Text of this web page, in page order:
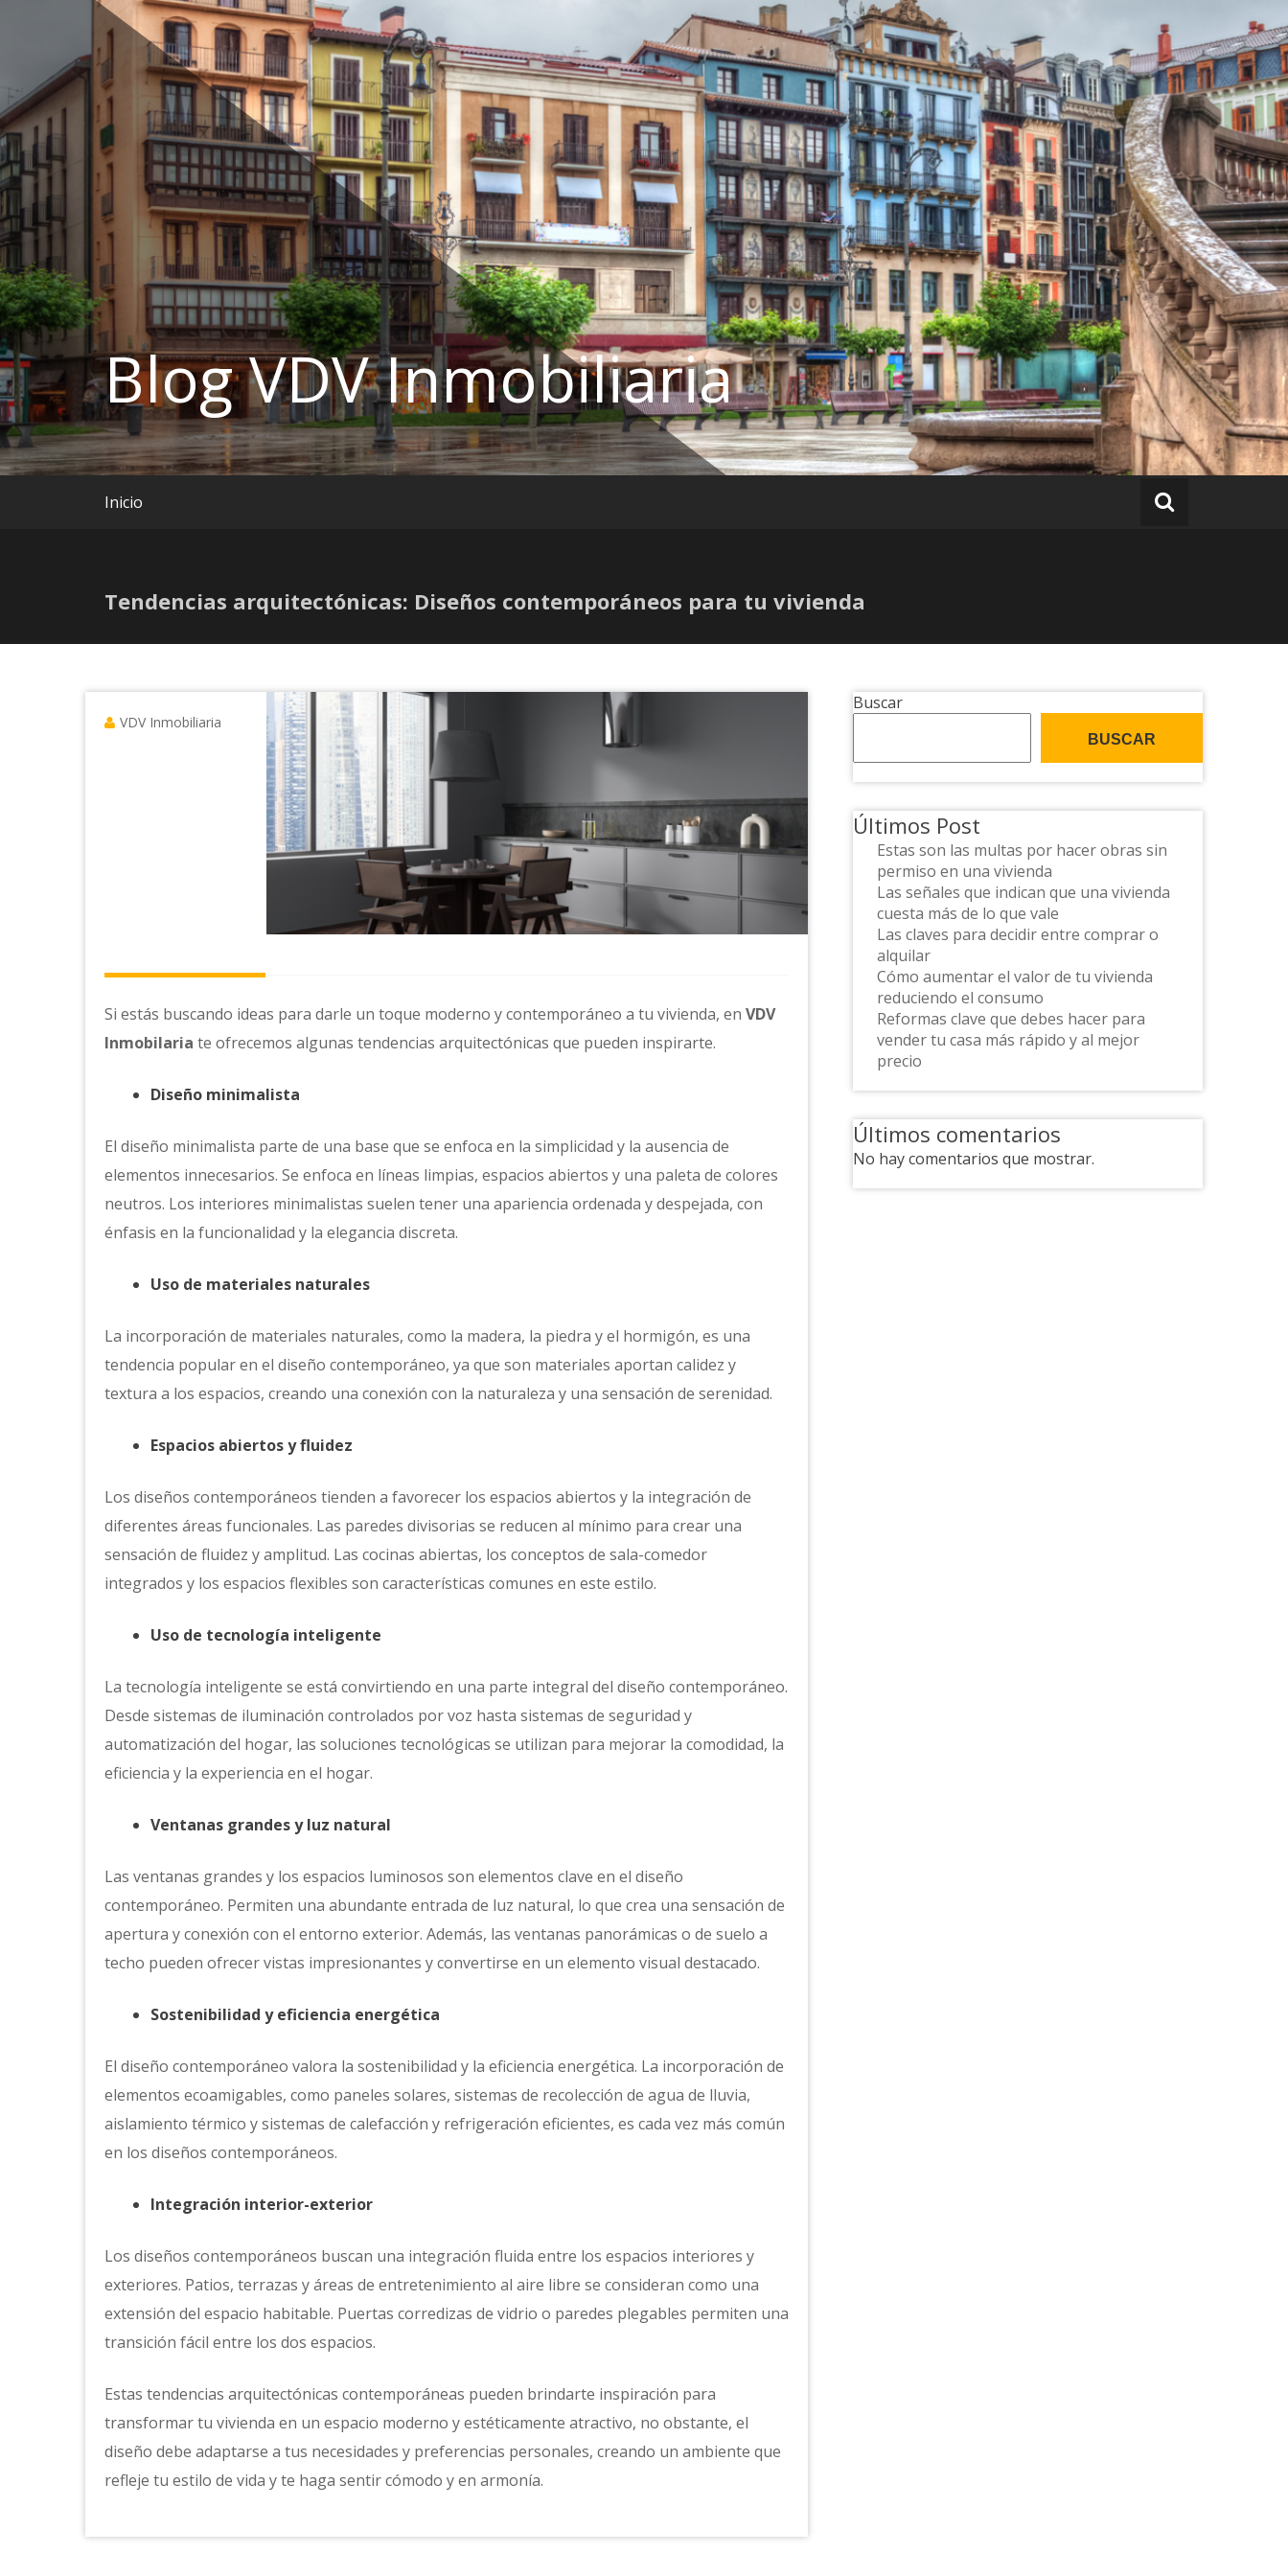
Blog VDV Inmobiliaria
Inicio
Tendencias arquitectónicas: Diseños contemporáneos para tu vivienda
VDV Inmobiliaria
Si estás buscando ideas para darle un toque moderno y contemporáneo a tu vivienda, en VDV
Inmobilaria te ofrecemos algunas tendencias arquitectónicas que pueden inspirarte.
Diseño minimalista
El diseño minimalista parte de una base que se enfoca en la simplicidad y la ausencia de
elementos innecesarios. Se enfoca en líneas limpias, espacios abiertos y una paleta de colores
neutros. Los interiores minimalistas suelen tener una apariencia ordenada y despejada, con
énfasis en la funcionalidad y la elegancia discreta.
Uso de materiales naturales
La incorporación de materiales naturales, como la madera, la piedra y el hormigón, es una
tendencia popular en el diseño contemporáneo, ya que son materiales aportan calidez y
textura a los espacios, creando una conexión con la naturaleza y una sensación de serenidad.
Espacios abiertos y fluidez
Los diseños contemporáneos tienden a favorecer los espacios abiertos y la integración de
diferentes áreas funcionales. Las paredes divisorias se reducen al mínimo para crear una
sensación de fluidez y amplitud. Las cocinas abiertas, los conceptos de sala-comedor
integrados y los espacios flexibles son características comunes en este estilo.
Uso de tecnología inteligente
La tecnología inteligente se está convirtiendo en una parte integral del diseño contemporáneo.
Desde sistemas de iluminación controlados por voz hasta sistemas de seguridad y
automatización del hogar, las soluciones tecnológicas se utilizan para mejorar la comodidad, la
eficiencia y la experiencia en el hogar.
Ventanas grandes y luz natural
Las ventanas grandes y los espacios luminosos son elementos clave en el diseño
contemporáneo. Permiten una abundante entrada de luz natural, lo que crea una sensación de
apertura y conexión con el entorno exterior. Además, las ventanas panorámicas o de suelo a
techo pueden ofrecer vistas impresionantes y convertirse en un elemento visual destacado.
Sostenibilidad y eficiencia energética
El diseño contemporáneo valora la sostenibilidad y la eficiencia energética. La incorporación de
elementos ecoamigables, como paneles solares, sistemas de recolección de agua de lluvia,
aislamiento térmico y sistemas de calefacción y refrigeración eficientes, es cada vez más común
en los diseños contemporáneos.
Integración interior-exterior
Los diseños contemporáneos buscan una integración fluida entre los espacios interiores y
exteriores. Patios, terrazas y áreas de entretenimiento al aire libre se consideran como una
extensión del espacio habitable. Puertas corredizas de vidrio o paredes plegables permiten una
transición fácil entre los dos espacios.
Estas tendencias arquitectónicas contemporáneas pueden brindarte inspiración para
transformar tu vivienda en un espacio moderno y estéticamente atractivo, no obstante, el
diseño debe adaptarse a tus necesidades y preferencias personales, creando un ambiente que
refleje tu estilo de vida y te haga sentir cómodo y en armonía.
Buscar
BUSCAR
Últimos Post
Estas son las multas por hacer obras sin
permiso en una vivienda
Las señales que indican que una vivienda
cuesta más de lo que vale
Las claves para decidir entre comprar o
alquilar
Cómo aumentar el valor de tu vivienda
reduciendo el consumo
Reformas clave que debes hacer para
vender tu casa más rápido y al mejor
precio
Últimos comentarios
No hay comentarios que mostrar.